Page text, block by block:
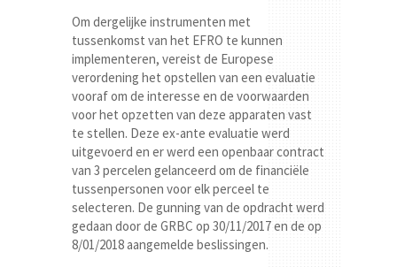
Om dergelijke instrumenten met
tussenkomst van het EFRO te kunnen
implementeren, vereist de Europese
verordening het opstellen van een evaluatie
vooraf om de interesse en de voorwaarden
voor het opzetten van deze apparaten vast
te stellen. Deze ex-ante evaluatie werd
uitgevoerd en er werd een openbaar contract
van 3 percelen gelanceerd om de financiële
tussenpersonen voor elk perceel te
selecteren. De gunning van de opdracht werd
gedaan door de GRBC op 30/11/2017 en de op
8/01/2018 aangemelde beslissingen.